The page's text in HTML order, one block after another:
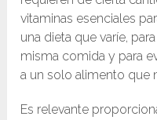
vitaminas esenciales
una dieta que varíe,
misma comida y para
a un solo alimento que
Es relevante